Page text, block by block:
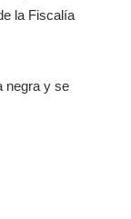
la Fiscalía
negra y se